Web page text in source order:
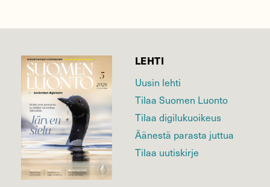
LEHTI
Uusin lehti
Tilaa Suomen Luonto
Tilaa digilukuoikeus
Äänestä parasta juttua
Tilaa uutiskirje